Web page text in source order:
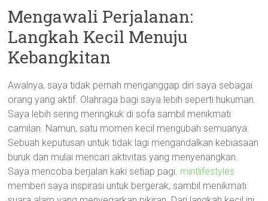
Mengawali Perjalanan:
Langkah Kecil Menuju
Kebangkitan
Awalnya, saya tidak pernah menganggap diri saya sebagai
orang yang aktif. Olahraga bagi saya lebih seperti hukuman.
Saya lebih sering meringkuk di sofa sambil menikmati
camilan. Namun, satu momen kecil mengubah semuanya.
Sebuah keputusan untuk tidak lagi mengandalkan kebiasaan
buruk dan mulai mencari aktivitas yang menyenangkan.
Saya mencoba berjalan kaki setiap pagi. mintlifestyles
memberi saya inspirasi untuk bergerak, sambil menikmati